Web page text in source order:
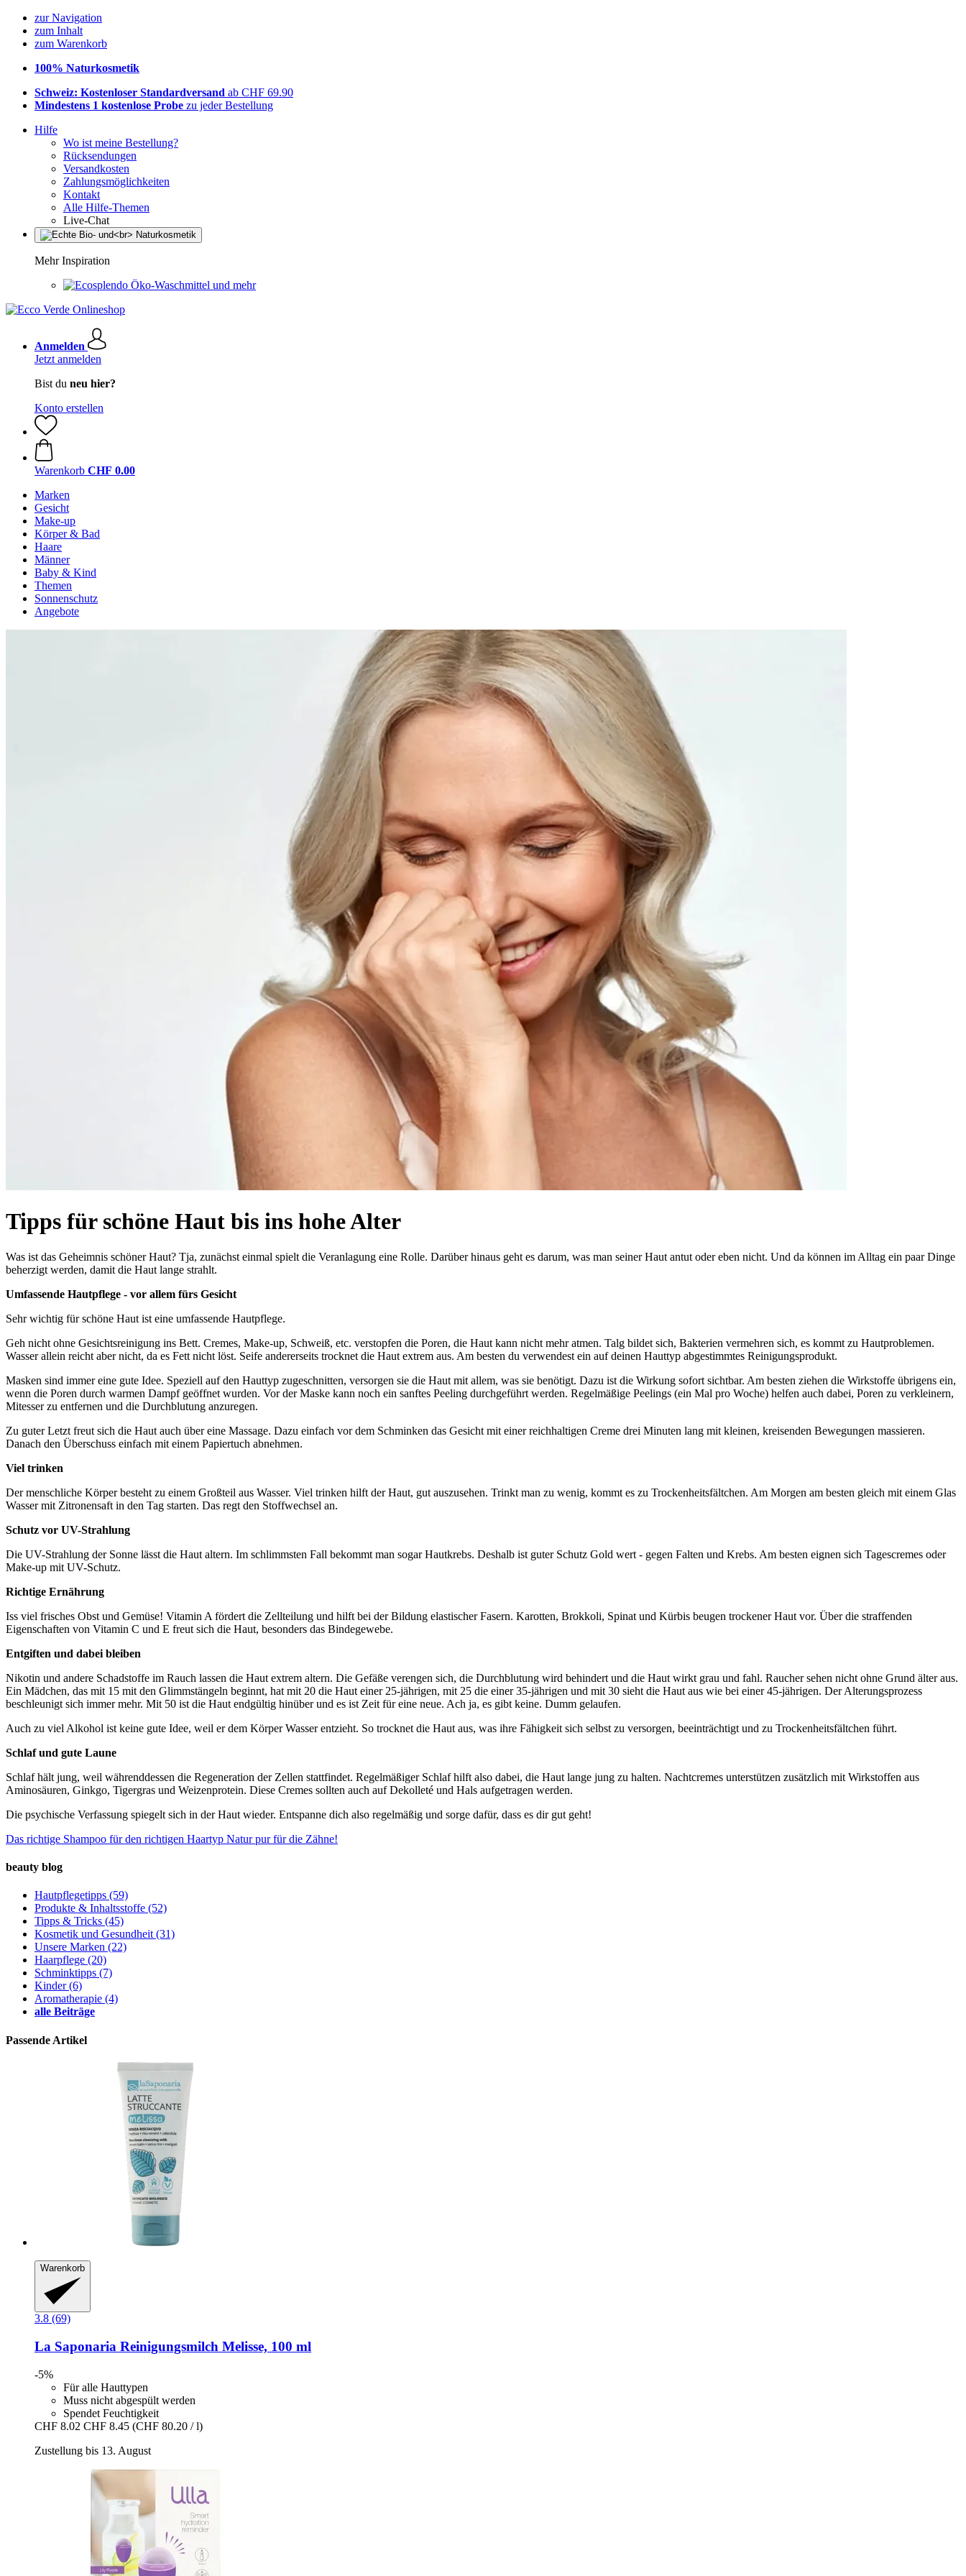
zur Navigation
zum Inhalt
zum Warenkorb
100% Naturkosmetik
Schweiz: Kostenloser Standardversand ab CHF 69.90
Mindestens 1 kostenlose Probe zu jeder Bestellung
Hilfe
Wo ist meine Bestellung?
Rücksendungen
Versandkosten
Zahlungsmöglichkeiten
Kontakt
Alle Hilfe-Themen
Live-Chat
Mehr Inspiration
Öko-Waschmittel und mehr
Anmelden
Jetzt anmelden
Bist du neu hier?
Konto erstellen
Warenkorb CHF 0.00
Marken
Gesicht
Make-up
Körper & Bad
Haare
Männer
Baby & Kind
Themen
Sonnenschutz
Angebote
Tipps für schöne Haut bis ins hohe Alter
Was ist das Geheimnis schöner Haut? Tja, zunächst einmal spielt die Veranlagung eine Rolle. Darüber hinaus geht es darum, was man seiner Haut antut oder eben nicht. Und da können im Alltag ein paar Dinge
beherzigt werden, damit die Haut lange strahlt.
Umfassende Hautpflege - vor allem fürs Gesicht
Sehr wichtig für schöne Haut ist eine umfassende Hautpflege.
Geh nicht ohne Gesichtsreinigung ins Bett. Cremes, Make-up, Schweiß, etc. verstopfen die Poren, die Haut kann nicht mehr atmen. Talg bildet sich, Bakterien vermehren sich, es kommt zu Hautproblemen.
Wasser allein reicht aber nicht, da es Fett nicht löst. Seife andererseits trocknet die Haut extrem aus. Am besten du verwendest ein auf deinen Hauttyp abgestimmtes Reinigungsprodukt.
Masken sind immer eine gute Idee. Speziell auf den Hauttyp zugeschnitten, versorgen sie die Haut mit allem, was sie benötigt. Dazu ist die Wirkung sofort sichtbar. Am besten ziehen die Wirkstoffe übrigens ein,
wenn die Poren durch warmen Dampf geöffnet wurden. Vor der Maske kann noch ein sanftes Peeling durchgeführt werden. Regelmäßige Peelings (ein Mal pro Woche) helfen auch dabei, Poren zu verkleinern,
Mitesser zu entfernen und die Durchblutung anzuregen.
Zu guter Letzt freut sich die Haut auch über eine Massage. Dazu einfach vor dem Schminken das Gesicht mit einer reichhaltigen Creme drei Minuten lang mit kleinen, kreisenden Bewegungen massieren.
Danach den Überschuss einfach mit einem Papiertuch abnehmen.
Viel trinken
Der menschliche Körper besteht zu einem Großteil aus Wasser. Viel trinken hilft der Haut, gut auszusehen. Trinkt man zu wenig, kommt es zu Trockenheitsfältchen. Am Morgen am besten gleich mit einem Glas
Wasser mit Zitronensaft in den Tag starten. Das regt den Stoffwechsel an.
Schutz vor UV-Strahlung
Die UV-Strahlung der Sonne lässt die Haut altern. Im schlimmsten Fall bekommt man sogar Hautkrebs. Deshalb ist guter Schutz Gold wert - gegen Falten und Krebs. Am besten eignen sich Tagescremes oder
Make-up mit UV-Schutz.
Richtige Ernährung
Iss viel frisches Obst und Gemüse! Vitamin A fördert die Zellteilung und hilft bei der Bildung elastischer Fasern. Karotten, Brokkoli, Spinat und Kürbis beugen trockener Haut vor. Über die straffenden
Eigenschaften von Vitamin C und E freut sich die Haut, besonders das Bindegewebe.
Entgiften und dabei bleiben
Nikotin und andere Schadstoffe im Rauch lassen die Haut extrem altern. Die Gefäße verengen sich, die Durchblutung wird behindert und die Haut wirkt grau und fahl. Raucher sehen nicht ohne Grund älter aus.
Ein Mädchen, das mit 15 mit den Glimmstängeln beginnt, hat mit 20 die Haut einer 25-jährigen, mit 25 die einer 35-jährigen und mit 30 sieht die Haut aus wie bei einer 45-jährigen. Der Alterungsprozess
beschleunigt sich immer mehr. Mit 50 ist die Haut endgültig hinüber und es ist Zeit für eine neue. Ach ja, es gibt keine. Dumm gelaufen.
Auch zu viel Alkohol ist keine gute Idee, weil er dem Körper Wasser entzieht. So trocknet die Haut aus, was ihre Fähigkeit sich selbst zu versorgen, beeinträchtigt und zu Trockenheitsfältchen führt.
Schlaf und gute Laune
Schlaf hält jung, weil währenddessen die Regeneration der Zellen stattfindet. Regelmäßiger Schlaf hilft also dabei, die Haut lange jung zu halten. Nachtcremes unterstützen zusätzlich mit Wirkstoffen aus
Aminosäuren, Ginkgo, Tigergras und Weizenprotein. Diese Cremes sollten auch auf Dekolleté und Hals aufgetragen werden.
Die psychische Verfassung spiegelt sich in der Haut wieder. Entspanne dich also regelmäßig und sorge dafür, dass es dir gut geht!
Das richtige Shampoo für den richtigen Haartyp Natur pur für die Zähne!
beauty blog
Hautpflegetipps (59)
Produkte & Inhaltsstoffe (52)
Tipps & Tricks (45)
Kosmetik und Gesundheit(31)
Unsere Marken (22)
Haarpflege (20)
Schminktipps (7)
Kinder(6)
Aromatherapie (4)
alle Beiträge
Passende Artikel
Warenkorb
3.8 (69)
La Saponaria Reinigungsmilch Melisse, 100 ml
-5%
Für alle Hauttypen
Muss nicht abgespült werden
Spendet Feuchtigkeit
CHF 8.02 CHF 8.45 (CHF 80.20 / l)
Zustellung bis 13. August